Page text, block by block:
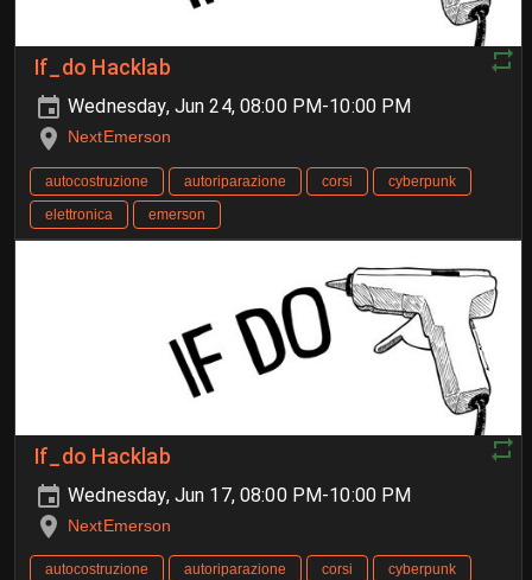
If_do Hacklab
Wednesday, Jun 24, 08:00 PM-10:00 PM
NextEmerson
autocostruzione autoriparazione corsi
cyberpunk
elettronica
emerson
If_do Hacklab
Wednesday, Jun 17, 08:00 PM-10:00 PM
NextEmerson
autocostruzione autoriparazione corsi
cyberpunk